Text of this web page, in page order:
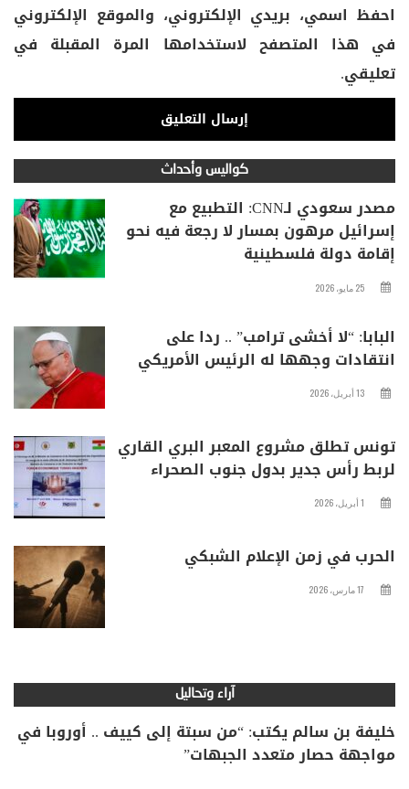
احفظ اسمي، بريدي الإلكتروني، والموقع الإلكتروني
في هذا المتصفح لاستخدامها المرة المقبلة في
تعليقي.
كواليس وأحداث
مصدر سعودي لـCNN: التطبيع مع
إسرائيل مرهون بمسار لا رجعة فيه نحو
إقامة دولة فلسطينية
25 مايو، 2026
البابا: “لا أخشى ترامب” .. ردا على
انتقادات وجهها له الرئيس الأمريكي
13 أبريل، 2026
تونس تطلق مشروع المعبر البري القاري
لربط رأس جدير بدول جنوب الصحراء
1 أبريل، 2026
الحرب في زمن الإعلام الشبكي
17 مارس، 2026
آراء وتحاليل
خليفة بن سالم يكتب: “من سبتة إلى كييف .. أوروبا في
مواجهة حصار متعدد الجبهات”